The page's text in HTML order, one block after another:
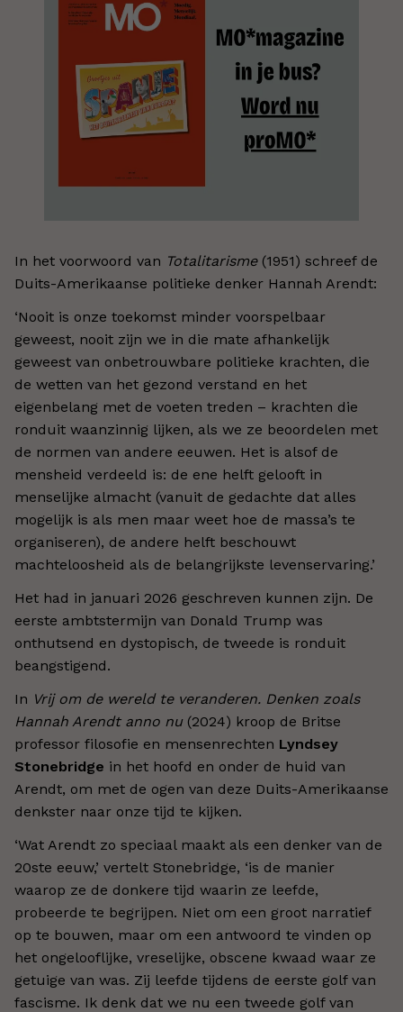
In het voorwoord van Totalitarisme(1951) schreef de
Duits-Amerikaanse politieke denker Hannah Arendt:
‘Nooit is onze toekomst minder voorspelbaar
geweest, nooit zijn we in die mate afhankelijk
geweest van onbetrouwbare politieke krachten, die
de wetten van het gezond verstand en het
eigenbelang met de voeten treden – krachten die
ronduit waanzinnig lijken, als we ze beoordelen met
de normen van andere eeuwen. Het is alsof de
mensheid verdeeld is: de ene helft gelooft in
menselijke almacht (vanuit de gedachte dat alles
mogelijk is als men maar weet hoe de massa’s te
organiseren), de andere helft beschouwt
machteloosheid als de belangrijkste levenservaring.’
Het had in januari 2026 geschreven kunnen zijn. De
eerste ambtstermijn van Donald Trump was
onthutsend en dystopisch, de tweede is ronduit
beangstigend.
In Vrij om de wereld te veranderen. Denken zoals
Hannah Arendt anno nu(2024) kroop de Britse
professor filosofie en mensenrechten Lyndsey
Stonebridge in het hoofd en onder de huid van
Arendt, om met de ogen van deze Duits-Amerikaanse
denkster naar onze tijd te kijken.
‘Wat Arendt zo speciaal maakt als een denker van de
20ste eeuw,’ vertelt Stonebridge, ‘is de manier
waarop ze de donkere tijd waarin ze leefde,
probeerde te begrijpen. Niet om een groot narratief
op te bouwen, maar om een antwoord te vinden op
het ongelooflijke, vreselijke, obscene kwaad waar ze
getuige van was. Zij leefde tijdens de eerste golf van
fascisme. Ik denk dat we nu een tweede golf van